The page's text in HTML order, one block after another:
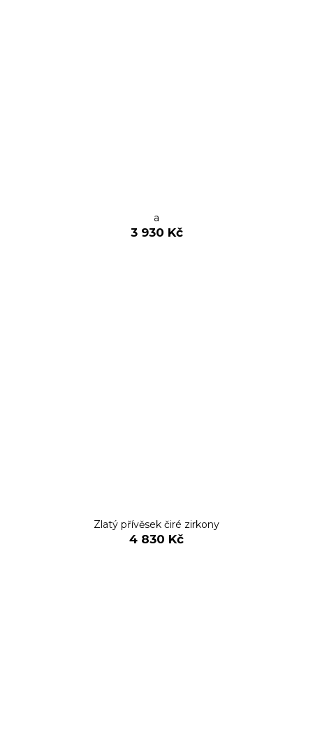
a
3 930 Kč
Zlatý přívěsek čiré zirkony
4 830 Kč